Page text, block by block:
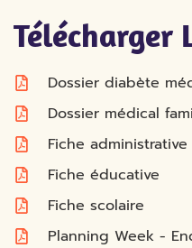
Télécharger
Dossier diabète
Dossier médical
Fiche administrative
Fiche éducative
Fiche scolaire
Planning Week -